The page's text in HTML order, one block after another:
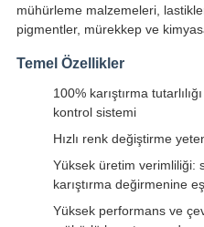
mühürleme malzemeleri,
pigmentler, mürekkep ve
Temel Özellikler
100% karıştırma
kontrol sistemi
Hızlı renk değiştirme
Yüksek üretim verimliliği:
karıştırma değirmenine
Yüksek performans ve